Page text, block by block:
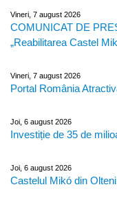
Vineri, 7 august 2026
COMUNICAT DE
„Reabilitarea Castel
Vineri, 7 august 2026
Portal România
Joi, 6 august 2026
Investiție de 35 de
Joi, 6 august 2026
Castelul Mikó din